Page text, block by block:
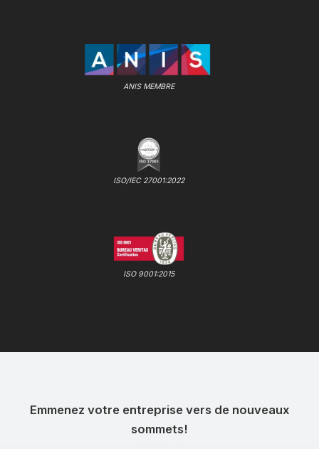
ANIS MEMBRE
ISO/IEC 27001:2022
ISO 9001:2015
Emmenez votre entreprise vers de nouveaux
sommets!